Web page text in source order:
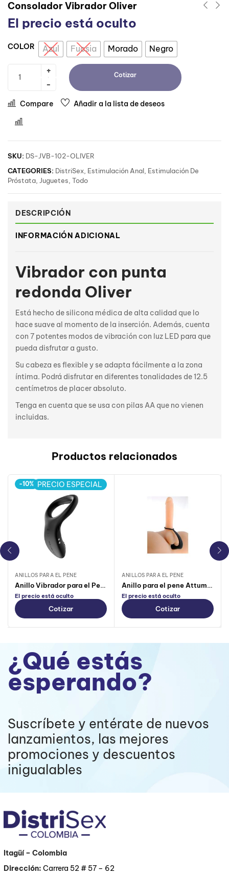
Consolador Vibrador Oliver
El precio está oculto
COLOR Azul Fucsia Morado Negro
Cotizar
Compare Añadir a la lista de deseos
SKU: DS-JVB-102-OLIVER
CATEGORIES: DistriSex Estimulación Anal Estimulación De
Próstata Juguetes Todo
DESCRIPCIÓN
INFORMACIÓN ADICIONAL
Vibrador con punta
redonda Oliver
Está hecho de silicona médica de alta calidad que lo
hace suave al momento de la inserción. Además, cuenta
con 7 potentes modos de vibración con luz LED para que
pueda disfrutar a gusto.
Su cabeza es flexible y se adapta fácilmente a la zona
íntima. Podrá disfrutar en diferentes tonalidades de 12.5
centímetros de placer absoluto.
Tenga en cuenta que se usa con pilas AA que no vienen
incluidas.
Productos relacionados
PRECIO ESPECIAL
-10%
ANILLOS PARA EL PENE
Anillo Vibrador para el Pene Lovense Diamo
El precio está oculto
Cotizar
ANILLOS PARA EL PENE
Anillo para el pene Attum Optimus Negro
El precio está oculto
Cotizar
¿Qué estás
esperando?
Suscríbete y entérate de nuevos
lanzamientos, las mejores
promociones y descuentos
inigualables
Itagüí– Colombia
Dirección: Carrera 52 # 57 – 62